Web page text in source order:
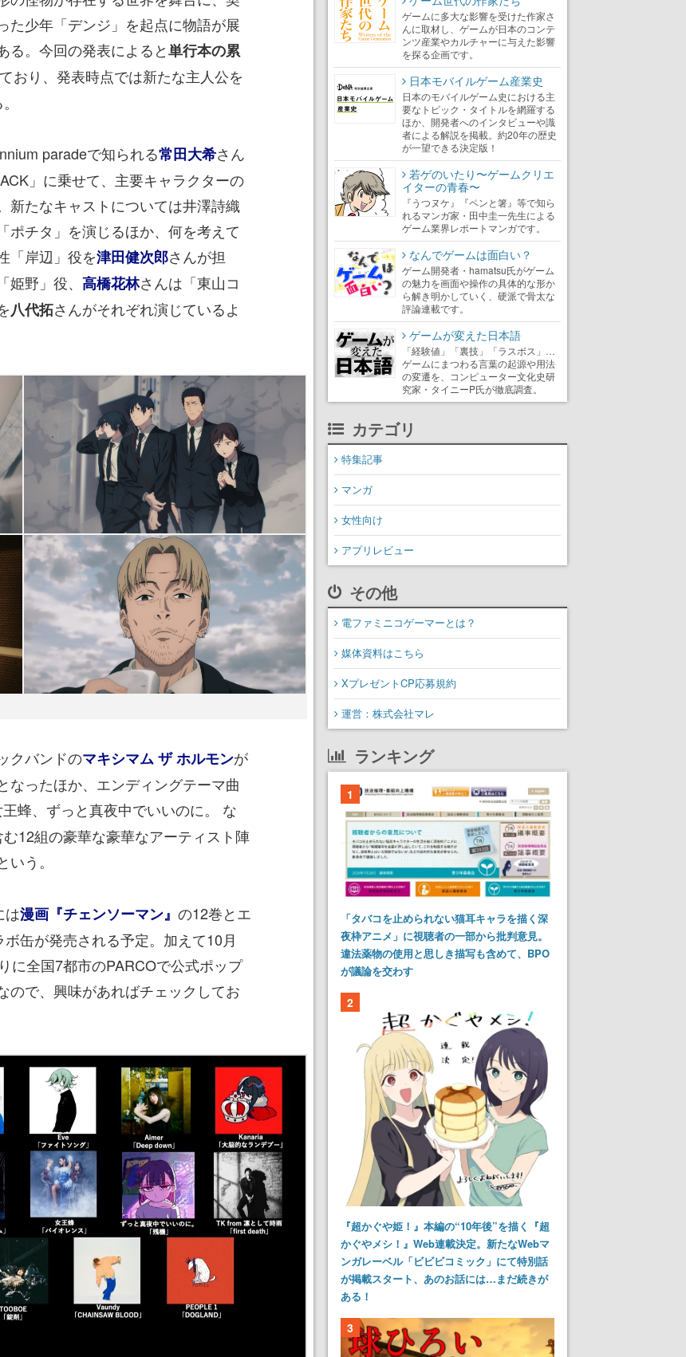
た少年「デンジ」を起点に物語が展
る。今回の発表によると単行本の累
おり、発表時点では新たな主人公を
paradeで知られる常田大希さん
」に乗せて、主要キャラクターの
新たなキャストについては井澤詩織
ポチタ」を演じるほか、何を考えて
「岸辺」役を津田健次郎さんが担
姫野」役、 高橋花林さんは「東山コ
八代拓さんがそれぞれ演じているよ
クバンドのマキシマム ザ ホルモンが
なったほか、エンディングテーマ曲
蜂、ずっと真夜中でいいのに。 な
12組の豪華な豪華なアーティスト陣
う。
は漫画『チェンソーマン』 の12巻とエ
缶が発売される予定。加えて10月
に全国7都市のPARCOで公式ポップ
ので、興味があればチェックしてお
ゲームに多大な影響を受けた作家さ
んに取材し、ゲームが日本のコンテ
ンツ産業やカルチャーに与えた影響
を探る企画です。
日本モバイルゲーム産業史
日本のモバイルゲーム史における主
要なトピック・タイトルを網羅する
ほか、開発者へのインタビューや識
者による解説を掲載。約20年の歴史
が一望できる決定版！
若ゲのいたり〜ゲームクリエ
イターの青春〜
『うつヌケ』『ペンと箸』等で知ら
れるマンガ家・田中圭一先生による
ゲーム業界レポートマンガです。
なんでゲームは面白い？
ゲーム開発者・hamatsu氏がゲーム
の魅力を画面や操作の具体的な形か
ら解き明かしていく、硬派で骨太な
評論連載です。
ゲームが変えた日本語
「経験値」「裏技」「ラスボス」…
ゲームにまつわる言葉の起源や用法
の変遷を、コンピューター文化史研
究家・タイニーP氏が徹底調査。
カテゴリ
特集記事
マンガ
女性向け
アプリレビュー
その他
電ファミニコゲーマーとは？
媒体資料はこちら
XプレゼントCP応募規約
運営：株式会社マレ
ランキング
1
「タバコを止められない猫耳キャラを描く深
夜枠アニメ」に視聴者の一部から批判意見。
違法薬物の使用と思しき描写も含めて、BPO
が議論を交わす
2
『超かぐや姫！』本編の“10年後”を描く『超
かぐやメシ！』Web連載決定。新たなWebマ
ンガレーベル「ビビビコミック」にて特別話
が掲載スタート、あのお話には…まだ続きが
ある！
3